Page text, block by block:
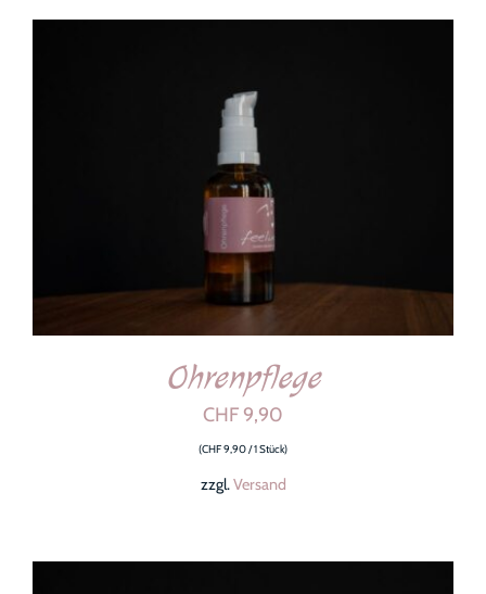
IN DEN WARENKORB
Ohrenpflege
CHF 9,90
(CHF9,90/ 1 Stück)
zzgl.Versand